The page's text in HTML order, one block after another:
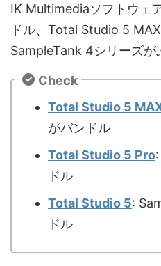
IK Multimediaソフトウェ
ドル、Total Studio 5
SampleTank 4シリーズが
Check
Total Studio 5
がバンドル
Total Studio 5 Pro
ドル
Total Studio 5:
ドル